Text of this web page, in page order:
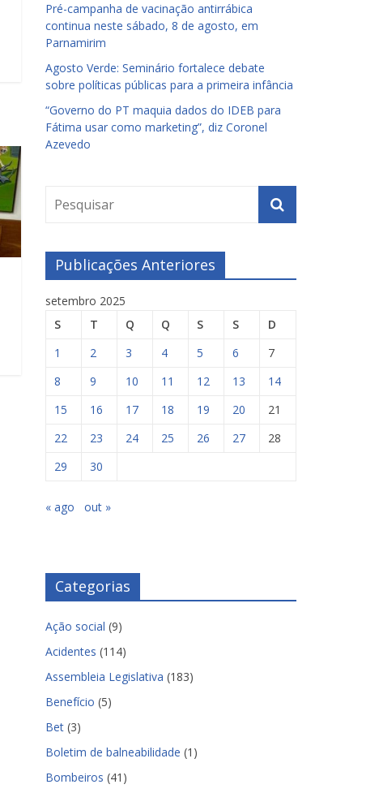
Pré-campanha de vacinação antirrábica
continua neste sábado, 8 de agosto, em
Parnamirim
Agosto Verde: Seminário fortalece debate
sobre políticas públicas para a primeira infância
“Governo do PT maquia dados do IDEB para
Fátima usar como marketing”, diz Coronel
Azevedo
Publicações Anteriores
setembro 2025
S
T Q Q S S
D
1
2 3 4 5 6
7
8
9 10 11 12 13
14
15
16 17 18 19 20
21
22
23 24 25 26 27
28
29
30
« ago out »
Categorias
Ação social (9)
Acidentes (114)
Assembleia Legislativa (183)
Benefício (5)
Bet (3)
Boletim de balneabilidade (1)
Bombeiros (41)